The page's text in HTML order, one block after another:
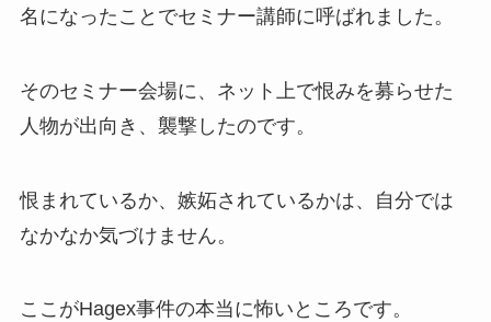
名になったことでセミナー講師に呼ばれました。
そのセミナー会場に、ネット上で恨みを募らせた
人物が出向き、襲撃したのです。
恨まれているか、嫉妬されているかは、自分では
なかなか気づけません。
ここがHagex事件の本当に怖いところです。